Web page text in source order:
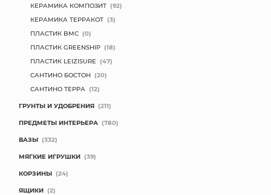
КЕРАМИКА КОМПОЗИТ (92)
КЕРАМИКА ТЕРРАКОТ (3)
ПЛАСТИК BMC (0)
ПЛАСТИК GREENSHIP (18)
ПЛАСТИК LEIZISURE (47)
САНТИНО БОСТОН (20)
САНТИНО ТЕРРА (12)
ГРУНТЫ И УДОБРЕНИЯ (211)
ПРЕДМЕТЫ ИНТЕРЬЕРА (780)
ВАЗЫ (332)
МЯГКИЕ ИГРУШКИ (39)
КОРЗИНЫ (24)
ЯЩИКИ (2)